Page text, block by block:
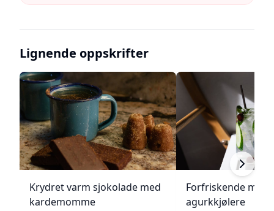
Lignende oppskrifter
Krydret varm sjokolade med
kardemomme
Forfriskende
agurkkjølere